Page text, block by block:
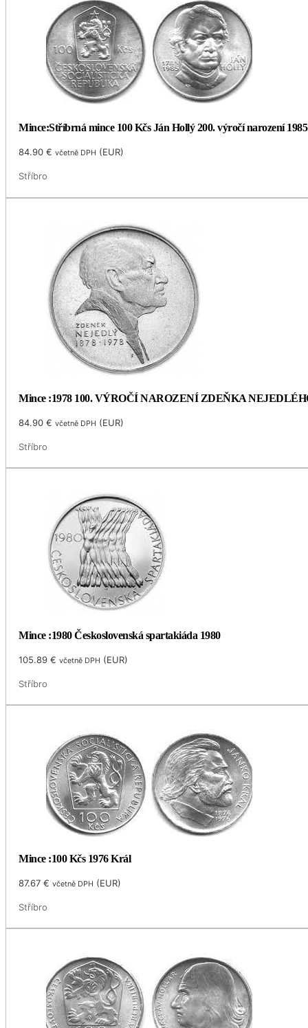
Mince:Stříbrná mince 100 Kčs Ján Hollý 200. výročí narození 1985
84.90€ včetně DPH (EUR)
Stříbro
Mince :1978 100. VÝROČÍ NAROZENÍ ZDEŇKA
84.90€ včetně DPH (EUR)
Stříbro
Mince :1980 Československá spartakiáda 1980
105.89€ včetně DPH (EUR)
Stříbro
Mince :100 Kčs 1976 Král
87.67€ včetně DPH (EUR)
Stříbro